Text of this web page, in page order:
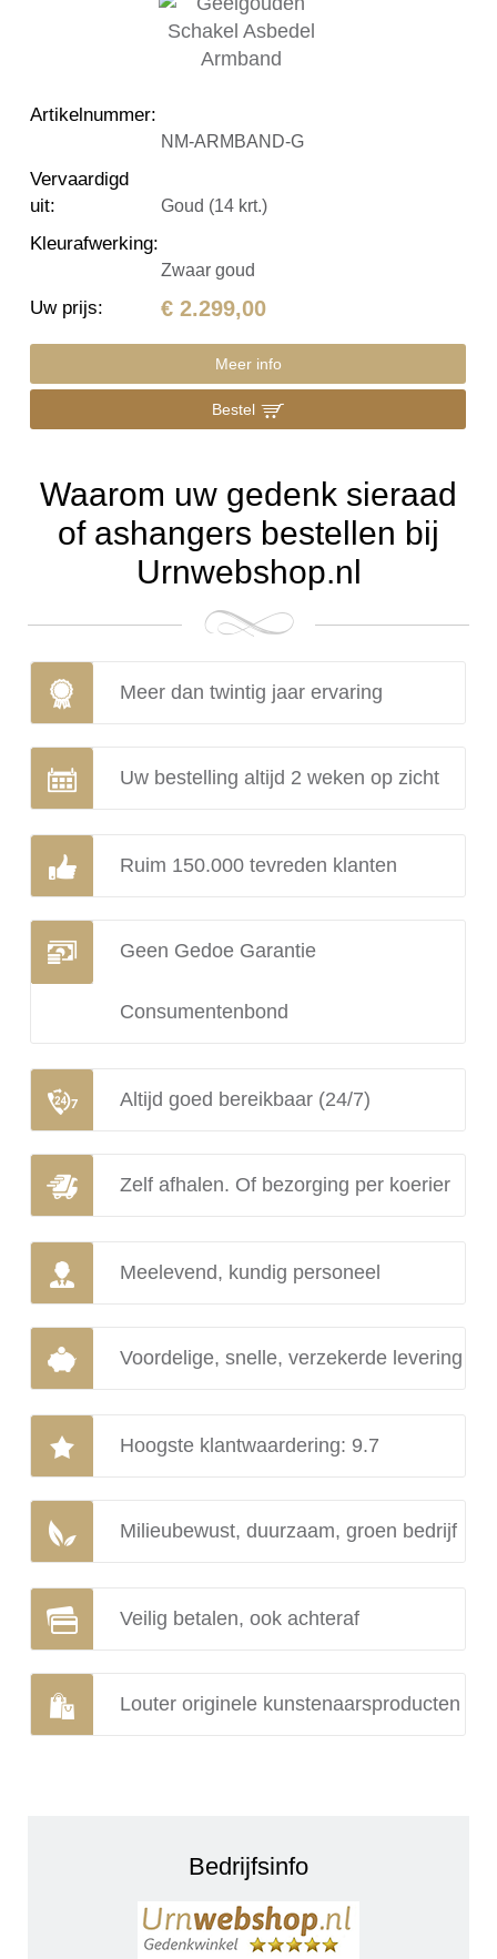
Artikelnummer:
NM-ARMBAND-G
Vervaardigd
uit: Goud (14 krt.)
Kleurafwerking:
Zwaar goud
Uw prijs: € 2.299,00
Meer info
Bestel
Waarom uw gedenk sieraad
of ashangers bestellen bij
Urnwebshop.nl
Meer dan twintig jaar ervaring
Uw bestelling altijd 2 weken op zicht
Ruim 150.000 tevreden klanten
Geen Gedoe Garantie
Consumentenbond
Altijd goed bereikbaar (24/7)
Zelf afhalen. Of bezorging per koerier
Meelevend, kundig personeel
Voordelige, snelle, verzekerde levering
Hoogste klantwaardering: 9.7
Milieubewust, duurzaam, groen bedrijf
Veilig betalen, ook achteraf
Louter originele kunstenaarsproducten
Bedrijfsinfo